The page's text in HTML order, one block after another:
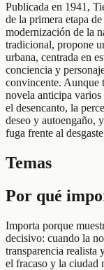
Publicada en 1941,
de la primera etapa
modernización de la
tradicional, propone
urbana, centrada en
conciencia y
convincente. Aunque
novela anticipa varios
el desencanto, la
deseo y autoengaño,
fuga frente al
Temas
Por qué
Importa porque
decisivo: cuando la
transparencia realista
el fracaso y la ciudad